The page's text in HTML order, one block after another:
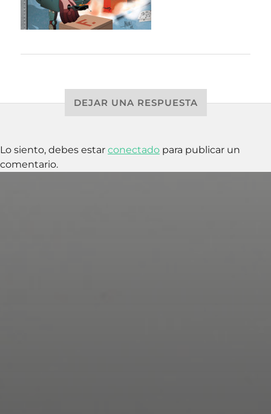
DEJAR UNA RESPUESTA
Lo siento, debes estar conectado para publicar un
comentario.